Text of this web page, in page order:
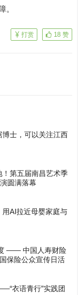
。
18 赞
打赏
士，可以关注江西
第五届南昌艺术季
圆满落幕
AI拉近母婴家庭与
—— 中国人寿财险
保险公众宣传日活
衣语青行”实践团